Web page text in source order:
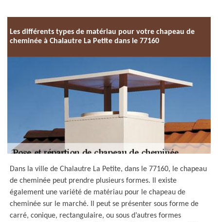
Les différents types de matériau pour votre chapeau de
cheminée à Chalautre La Petite dans le 77160
Dans la ville de Chalautre La Petite, dans le 77160, le chapeau
de cheminée peut prendre plusieurs formes. Il existe
également une variété de matériau pour le chapeau de
cheminée sur le marché. Il peut se présenter sous forme de
carré, conique, rectangulaire, ou sous d’autres formes